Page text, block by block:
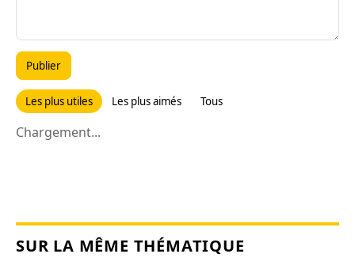
Publier
Les plus utiles Les plus aimés Tous
Chargement...
SUR LA MÊME THÉMATIQUE